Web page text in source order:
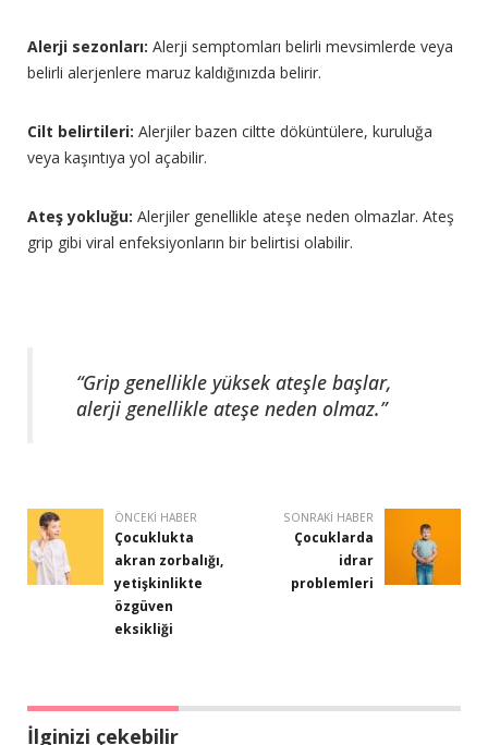
Alerji sezonları: Alerji semptomları belirli mevsimlerde veya
belirli alerjenlere maruz kaldığınızda belirir.
Cilt belirtileri: Alerjiler bazen ciltte döküntülere, kuruluğa
veya kaşıntıya yol açabilir.
Ateş yokluğu: Alerjiler genellikle ateşe neden olmazlar. Ateş
grip gibi viral enfeksiyonların bir belirtisi olabilir.
“Grip genellikle yüksek ateşle başlar,
alerji genellikle ateşe neden olmaz.”
ÖNCEKI HABER
Çocuklukta
akran zorbalığı,
yetişkinlikte
özgüven
eksikliği
SONRAKI HABER
Çocuklarda
idrar
problemleri
İlginizi çekebilir